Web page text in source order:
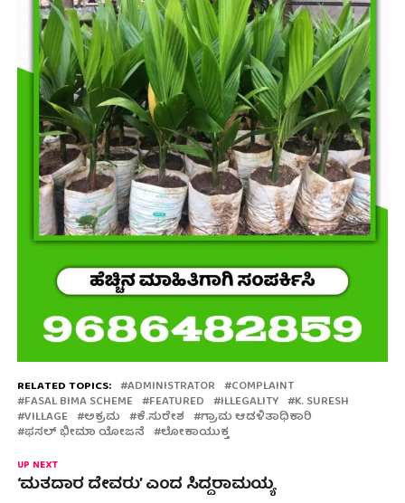
RELATED TOPICS: ADMINISTRATOR COMPLAINT
FASAL BIMA SCHEME FEATURED ILLEGALITY K. SURESH
VILLAGE ಅಕ್ರಮ ಕೆ.ಸುರೇಶ ಗ್ರಾಮ ಆಡಳಿತಾಧಿಕಾರಿ
ಫಸಲ್ ಭೀಮಾ ಯೋಜನೆ ಲೋಕಾಯುಕ್ತ
UP NEXT
‘ಮತದಾರ ದೇವರು’ ಎಂದ‌ ಸಿದ್ದರಾಮಯ್ಯ